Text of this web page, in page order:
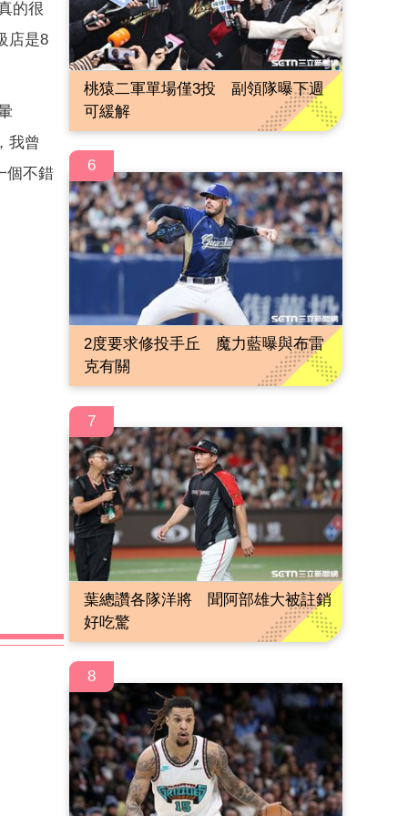
的很
店是8
我曾
個不錯
桃猿二軍單場僅3投 副領隊曝下週
可緩解
6
2度要求修投手丘 魔力藍曝與布雷
克有關
7
葉總讚各隊洋將 聞阿部雄大被註銷
好吃驚
8